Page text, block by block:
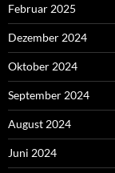
Februar 2025
Dezember 2024
Oktober 2024
September 2024
August 2024
Juni 2024